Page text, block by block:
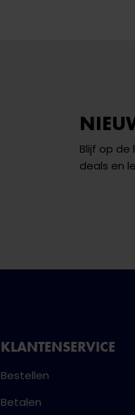
Blijf op de
deals en
KLANTENSERVICE
Bestellen
Betalen